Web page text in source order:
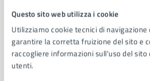
Questo sito web utilizza i cookie
Utilizziamo cookie tecnici di navigazione
garantire la corretta fruizione del sito e
raccogliere informazioni sull'uso del sito
utenti.
Comune di Napoli
AMMINISTRAZIONE